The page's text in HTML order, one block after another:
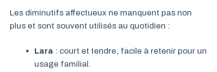
Les diminutifs affectueux ne manquent pas non
plus et sont souvent utilisés au quotidien :
Lara : court et tendre, facile à retenir pour un
usage familial.